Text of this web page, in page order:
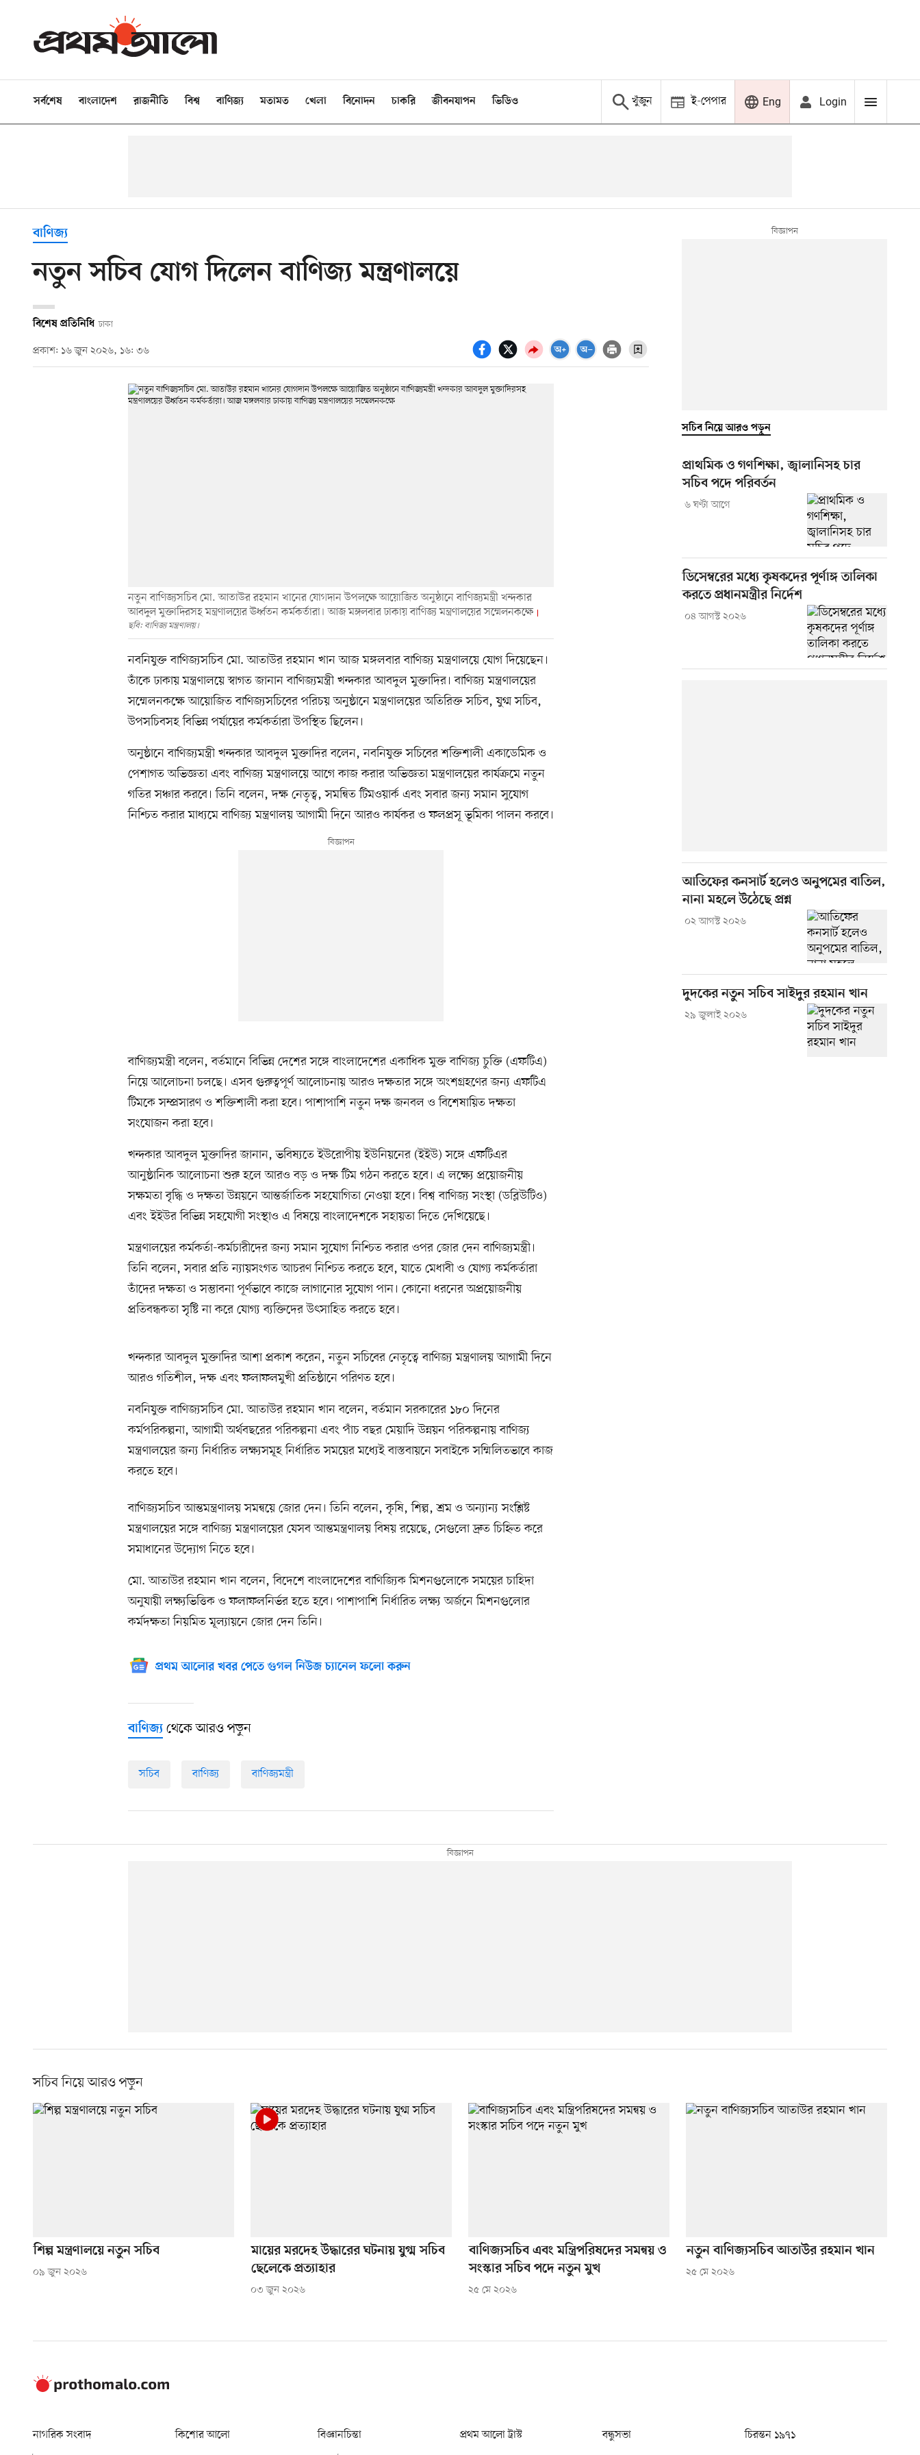
সর্বশেষ বাংলাদেশ রাজনীতি বিশ্ব বাণিজ্য মতামত খেলা বিনোদন চাকরি জীবনযাপন ভিডিও খুঁজুন ই-পেপার Eng Login
বাণিজ্য
নতুন সচিব যোগ দিলেন বাণিজ্য মন্ত্রণালয়ে
বিশেষ প্রতিনিধি ঢাকা
প্রকাশ: ১৬ জুন ২০২৬, ১৬: ৩৬
নতুন বাণিজ্যসচিব মো. আতাউর রহমান খানের যোগদান উপলক্ষে আয়োজিত অনুষ্ঠানে বাণিজ্যমন্ত্রী খন্দকার
আবদুল মুক্তাদিরসহ মন্ত্রণালয়ের ঊর্ধ্বতন কর্মকর্তারা। আজ মঙ্গলবার ঢাকায় বাণিজ্য মন্ত্রণালয়ের সম্মেলনকক্ষে
ছবি: বাণিজ্য মন্ত্রণালয়।
নবনিযুক্ত বাণিজ্যসচিব মো. আতাউর রহমান খান আজ মঙ্গলবার বাণিজ্য মন্ত্রণালয়ে যোগ দিয়েছেন।
তাঁকে ঢাকায় মন্ত্রণালয়ে স্বাগত জানান বাণিজ্যমন্ত্রী খন্দকার আবদুল মুক্তাদির। বাণিজ্য মন্ত্রণালয়ের
সম্মেলনকক্ষে আয়োজিত বাণিজ্যসচিবের পরিচয় অনুষ্ঠানে মন্ত্রণালয়ের অতিরিক্ত সচিব, যুগ্ম সচিব,
উপসচিবসহ বিভিন্ন পর্যায়ের কর্মকর্তারা উপস্থিত ছিলেন।
অনুষ্ঠানে বাণিজ্যমন্ত্রী খন্দকার আবদুল মুক্তাদির বলেন, নবনিযুক্ত সচিবের শক্তিশালী একাডেমিক ও
পেশাগত অভিজ্ঞতা এবং বাণিজ্য মন্ত্রণালয়ে আগে কাজ করার অভিজ্ঞতা মন্ত্রণালয়ের কার্যক্রমে নতুন
গতির সঞ্চার করবে। তিনি বলেন, দক্ষ নেতৃত্ব, সমন্বিত টিমওয়ার্ক এবং সবার জন্য সমান সুযোগ
নিশ্চিত করার মাধ্যমে বাণিজ্য মন্ত্রণালয় আগামী দিনে আরও কার্যকর ও ফলপ্রসূ ভূমিকা পালন করবে।
বাণিজ্যমন্ত্রী বলেন, বর্তমানে বিভিন্ন দেশের সঙ্গে বাংলাদেশের একাধিক মুক্ত বাণিজ্য চুক্তি (এফটিএ)
নিয়ে আলোচনা চলছে। এসব গুরুত্বপূর্ণ আলোচনায় আরও দক্ষতার সঙ্গে অংশগ্রহণের জন্য এফটিএ
টিমকে সম্প্রসারণ ও শক্তিশালী করা হবে। পাশাপাশি নতুন দক্ষ জনবল ও বিশেষায়িত দক্ষতা
সংযোজন করা হবে।
খন্দকার আবদুল মুক্তাদির জানান, ভবিষ্যতে ইউরোপীয় ইউনিয়নের (ইইউ) সঙ্গে এফটিএর
আনুষ্ঠানিক আলোচনা শুরু হলে আরও বড় ও দক্ষ টিম গঠন করতে হবে। এ লক্ষ্যে প্রয়োজনীয়
সক্ষমতা বৃদ্ধি ও দক্ষতা উন্নয়নে আন্তর্জাতিক সহযোগিতা নেওয়া হবে। বিশ্ব বাণিজ্য সংস্থা (ডব্লিউটিও)
এবং ইইউর বিভিন্ন সহযোগী সংস্থাও এ বিষয়ে বাংলাদেশকে সহায়তা দিতে দেখিয়েছে।
মন্ত্রণালয়ের কর্মকর্তা-কর্মচারীদের জন্য সমান সুযোগ নিশ্চিত করার ওপর জোর দেন বাণিজ্যমন্ত্রী।
তিনি বলেন, সবার প্রতি ন্যায়সংগত আচরণ নিশ্চিত করতে হবে, যাতে মেধাবী ও যোগ্য কর্মকর্তারা
তাঁদের দক্ষতা ও সম্ভাবনা পূর্ণভাবে কাজে লাগানোর সুযোগ পান। কোনো ধরনের অপ্রয়োজনীয়
প্রতিবন্ধকতা সৃষ্টি না করে যোগ্য ব্যক্তিদের উৎসাহিত করতে হবে।
খন্দকার আবদুল মুক্তাদির আশা প্রকাশ করেন, নতুন সচিবের নেতৃত্বে বাণিজ্য মন্ত্রণালয় আগামী দিনে
আরও গতিশীল, দক্ষ এবং ফলাফলমুখী প্রতিষ্ঠানে পরিণত হবে।
নবনিযুক্ত বাণিজ্যসচিব মো. আতাউর রহমান খান বলেন, বর্তমান সরকারের ১৮০ দিনের
কর্মপরিকল্পনা, আগামী অর্থবছরের পরিকল্পনা এবং পাঁচ বছর মেয়াদি উন্নয়ন পরিকল্পনায় বাণিজ্য
মন্ত্রণালয়ের জন্য নির্ধারিত লক্ষ্যসমূহ নির্ধারিত সময়ের মধ্যেই বাস্তবায়নে সবাইকে সম্মিলিতভাবে কাজ
করতে হবে।
বাণিজ্যসচিব আন্তমন্ত্রণালয় সমন্বয়ে জোর দেন। তিনি বলেন, কৃষি, শিল্প, শ্রম ও অন্যান্য সংশ্লিষ্ট
মন্ত্রণালয়ের সঙ্গে বাণিজ্য মন্ত্রণালয়ের যেসব আন্তমন্ত্রণালয় বিষয় রয়েছে, সেগুলো দ্রুত চিহ্নিত করে
সমাধানের উদ্যোগ নিতে হবে।
মো. আতাউর রহমান খান বলেন, বিদেশে বাংলাদেশের বাণিজ্যিক মিশনগুলোকে সময়ের চাহিদা
অনুযায়ী লক্ষ্যভিত্তিক ও ফলাফলনির্ভর হতে হবে। পাশাপাশি নির্ধারিত লক্ষ্য অর্জনে মিশনগুলোর
কর্মদক্ষতা নিয়মিত মূল্যায়নে জোর দেন তিনি।
প্রথম আলোর খবর পেতে গুগল নিউজ চ্যানেল ফলো করুন
বাণিজ্য থেকে আরও পড়ুন
সচিব বাণিজ্য বাণিজ্যমন্ত্রী
সচিব নিয়ে আরও পড়ুন
প্রাথমিক ও গণশিক্ষা, জ্বালানিসহ চার
সচিব পদে পরিবর্তন
৬ ঘণ্টা আগে
ডিসেম্বরের মধ্যে কৃষকদের পূর্ণাঙ্গ তালিকা
করতে প্রধানমন্ত্রীর নির্দেশ
০৪ আগস্ট ২০২৬
আতিফের কনসার্ট হলেও অনুপমের বাতিল,
নানা মহলে উঠেছে প্রশ্ন
০২ আগস্ট ২০২৬
দুদকের নতুন সচিব সাইদুর রহমান খান
২৯ জুলাই ২০২৬
সচিব নিয়ে আরও পড়ুন
শিল্প মন্ত্রণালয়ে নতুন সচিব
০৯ জুন ২০২৬
মায়ের মরদেহ উদ্ধারের ঘটনায় যুগ্ম সচিব
ছেলেকে প্রত্যাহার
০৩ জুন ২০২৬
বাণিজ্যসচিব এবং মন্ত্রিপরিষদের সমন্বয় ও
সংস্কার সচিব পদে নতুন মুখ
২৫ মে ২০২৬
নতুন বাণিজ্যসচিব আতাউর রহমান খান
২৫ মে ২০২৬
নাগরিক সংবাদ কিশোর আলো বিজ্ঞানচিন্তা প্রথম আলো ট্রাস্ট বন্ধুসভা
চিরন্তন ১৯৭১